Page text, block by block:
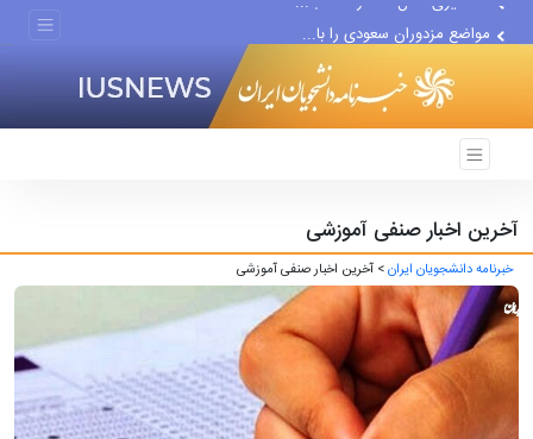
مواضع مزدوران سعودی را با...
آخرین اخبار صنفی آموزشی
خبرنامه دانشجویان ایران> آخرین اخبار صنفی آموزشی